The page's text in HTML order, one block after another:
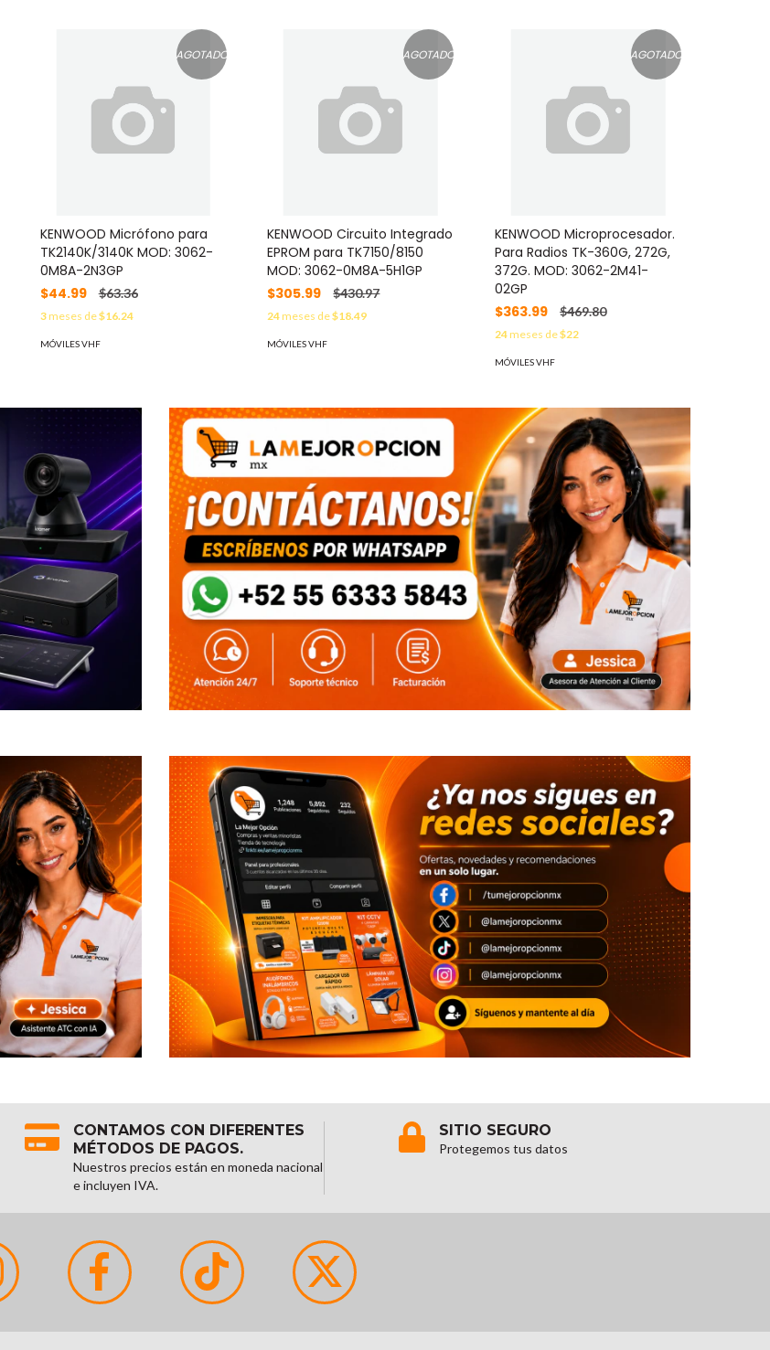
AGOTADO
KENWOOD Micrófono para
TK2140K/3140K MOD: 3062-
0M8A-2N3GP
$44.99
$63.36
3meses de$16.24
MÓVILES VHF
AGOTADO
KENWOOD Circuito Integrado
EPROM para TK7150/8150
MOD: 3062-0M8A-5H1GP
$305.99
$430.97
24meses de$18.49
MÓVILES VHF
AGOTADO
KENWOOD Microprocesador.
Para Radios TK-360G, 272G,
372G. MOD: 3062-2M41-
02GP
$363.99
$469.80
24meses de$22
MÓVILES VHF
CONTAMOS CON DIFERENTES
MÉTODOS DE PAGOS.
Nuestros precios están en moneda nacional
e incluyen IVA.
SITIO SEGURO
Protegemos tus datos